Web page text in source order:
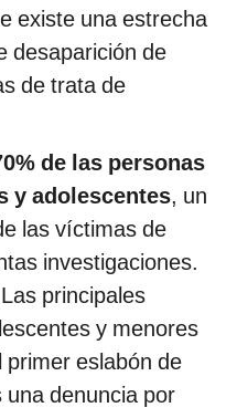
existe una estrecha
desaparición de
de trata de
de las personas
y adolescentes, un
las víctimas de
investigaciones.
principales
y menores
eslabón de
denuncia por